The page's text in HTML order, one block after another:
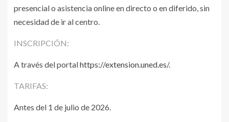
presencial o asistencia online en directo o en diferido, sin
necesidad de ir al centro.
INSCRIPCIÓN:
A través del portalhttps://extension.uned.es/.
TARIFAS:
Antes del 1 de julio de 2026.